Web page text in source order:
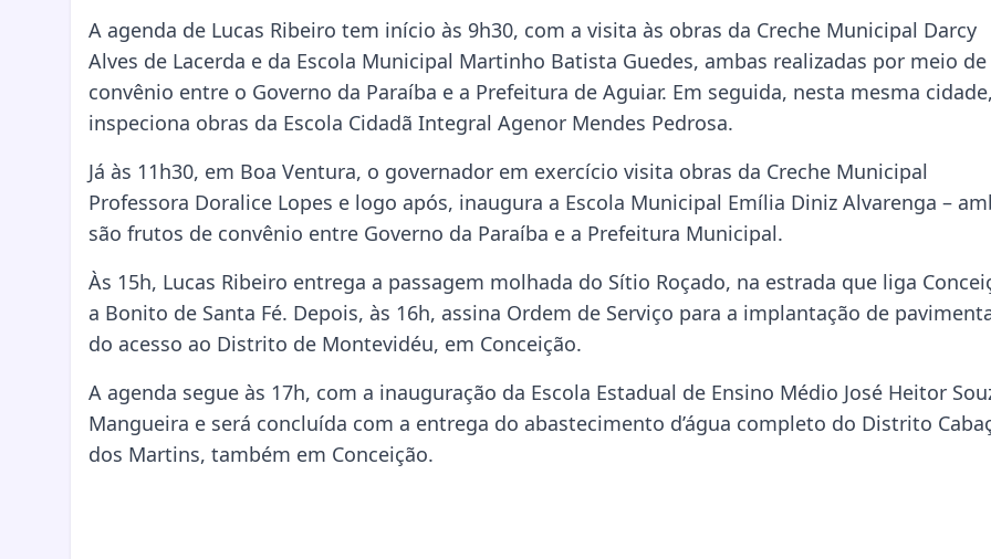
A agenda de Lucas Ribeiro tem início às 9h30, com a visita às obras da Creche Municipal Darcy
Alves de Lacerda e da Escola Municipal Martinho Batista Guedes, ambas realizadas por meio de
convênio entre o Governo da Paraíba e a Prefeitura de Aguiar. Em seguida, nesta mesma cidade,
inspeciona obras da Escola Cidadã Integral Agenor Mendes Pedrosa.
Já às 11h30, em Boa Ventura, o governador em exercício visita obras da Creche Municipal
Professora Doralice Lopes e logo após, inaugura a Escola Municipal Emília Diniz Alvarenga –
são frutos de convênio entre Governo da Paraíba e a Prefeitura Municipal.
Às 15h, Lucas Ribeiro entrega a passagem molhada do Sítio Roçado, na estrada que liga
a Bonito de Santa Fé. Depois, às 16h, assina Ordem de Serviço para a implantação de
do acesso ao Distrito de Montevidéu, em Conceição.
A agenda segue às 17h, com a inauguração da Escola Estadual de Ensino Médio José Heitor
Mangueira e será concluída com a entrega do abastecimento d’água completo do Distrito
dos Martins, também em Conceição.